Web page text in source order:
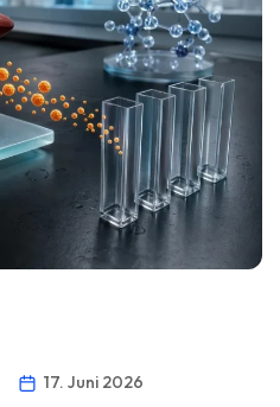
17. Juni 2026